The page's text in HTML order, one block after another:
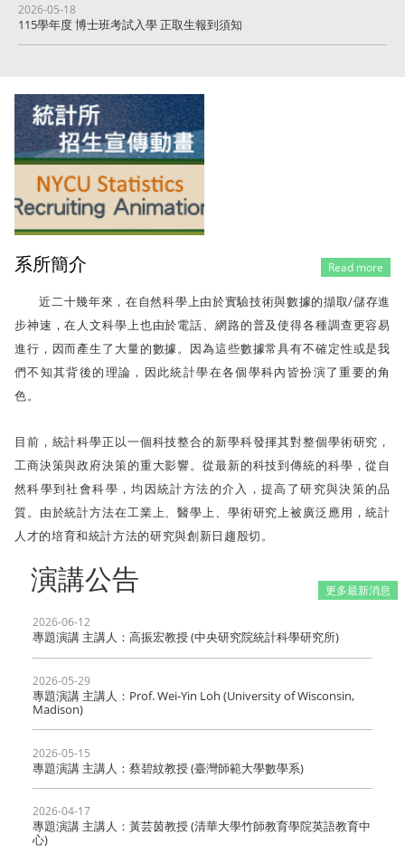
2026-05-18
115學年度 博士班考試入學 正取生報到須知
系所簡介
近二十幾年來，在自然科學上由於實驗技術與數據的擷取/儲存進
步神速，在人文科學上也由於電話、網路的普及使得各種調查更容易
進行，因而產生了大量的數據。因為這些數據常具有不確定性或是我
們不知其背後的理論，因此統計學在各個學科內皆扮演了重要的角
色。
目前，統計科學正以一個科技整合的新學科發揮其對整個學術研究，
工商決策與政府決策的重大影響。從最新的科技到傳統的科學，從自
然科學到社會科學，均因統計方法的介入，提高了研究與決策的品
質。由於統計方法在工業上、醫學上、學術研究上被廣泛應用，統計
人才的培育和統計方法的研究與創新日趨殷切。
Read more
演講公告
2026-06-12
專題演講 主講人：高振宏教授 (中央研究院統計科學研究所)
2026-05-29
專題演講 主講人：Prof. Wei-Yin Loh (University of Wisconsin,
Madison)
2026-05-15
專題演講 主講人：蔡碧紋教授 (臺灣師範大學數學系)
2026-04-17
專題演講 主講人：黃芸茵教授 (清華大學竹師教育學院英語教育中
心)
更多最新消息